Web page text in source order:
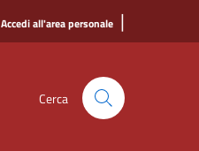
Accedi all'area personale |
Cerca